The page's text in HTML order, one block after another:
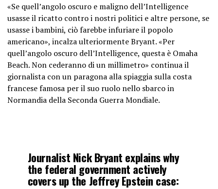
«Se quell’angolo oscuro e maligno dell’Intelligence
usasse il ricatto contro i nostri politici e altre persone, se
usasse i bambini, ciò farebbe infuriare il popolo
americano», incalza ulteriormente Bryant. «Per
quell’angolo oscuro dell’Intelligence, questa è Omaha
Beach. Non cederanno di un millimetro» continua il
giornalista con un paragona alla spiaggia sulla costa
francese famosa per il suo ruolo nello sbarco in
Normandia della Seconda Guerra Mondiale.
Journalist Nick Bryant explains why
the federal government actively
covers up the Jeffrey Epstein case: